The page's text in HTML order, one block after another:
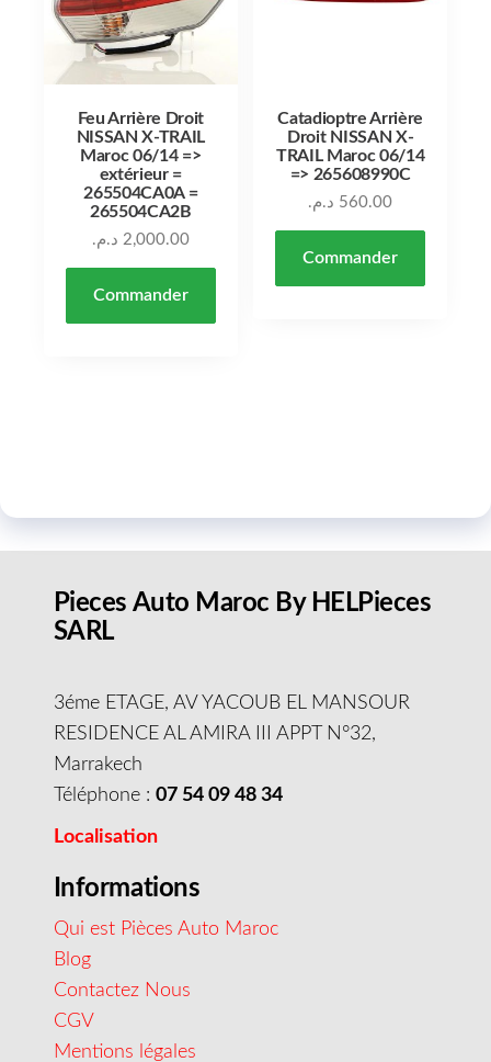
Feu Arrière Droit
NISSAN X-TRAIL
Maroc 06/14 =>
extérieur =
265504CA0A =
265504CA2B
2,000.00 د.م.
Commander
Catadioptre Arrière
Droit NISSAN X-
TRAIL Maroc 06/14
=> 265608990C
560.00 د.م.
Commander
Pieces Auto Maroc By HELPieces
SARL
3éme ETAGE, AV YACOUB EL MANSOUR
RESIDENCE AL AMIRA III APPT N°32,
Marrakech
Téléphone : 07 54 09 48 34
Localisation
Informations
Qui est Pièces Auto Maroc
Blog
Contactez Nous
CGV
Mentions légales